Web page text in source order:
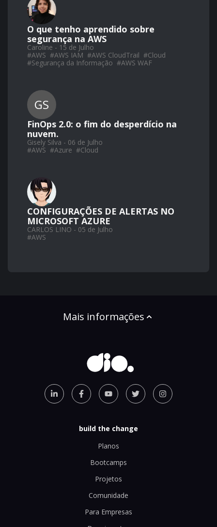
O que tenho aprendido sobre
segurança na AWS
Caroline - 15 de Julho
#AWS #AWS IAM #AWS CloudTrail #Cloud
#Segurança da Informação #AWS WAF
GS
FinOps 2.0: o fim do desperdício na
nuvem.
Gisely Silva - 06 de Julho
#AWS #Azure #Cloud
CONFIGURAÇÕES DE ALERTAS NO
MICROSOFT AZURE
CARLOS LINO - 05 de Julho
#AWS
Mais informações
build the change
Planos
Bootcamps
Projetos
Comunidade
Para Empresas